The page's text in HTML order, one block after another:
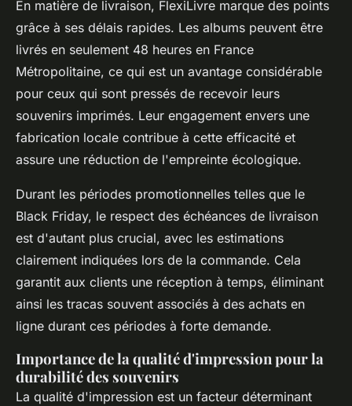
En matière de livraison, FlexiLivre marque des points
grâce à ses délais rapides. Les albums peuvent être
livrés en seulement 48 heures en France
Métropolitaine, ce qui est un avantage considérable
pour ceux qui sont pressés de recevoir leurs
souvenirs imprimés. Leur engagement envers une
fabrication locale contribue à cette efficacité et
assure une réduction de l'empreinte écologique.
Durant les périodes promotionnelles telles que le
Black Friday, le respect des échéances de livraison
est d'autant plus crucial, avec les estimations
clairement indiquées lors de la commande. Cela
garantit aux clients une réception à temps, éliminant
ainsi les tracas souvent associés à des achats en
ligne durant ces périodes à forte demande.
Importance de la qualité d'impression pour la
durabilité des souvenirs
La qualité d'impression est un facteur déterminant